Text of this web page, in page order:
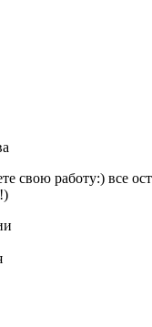
свою работу:) все